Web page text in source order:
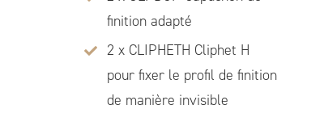
finition adapté
2 x CLIPHETH Cliphet H
pour fixer le profil de finition
de manière invisible